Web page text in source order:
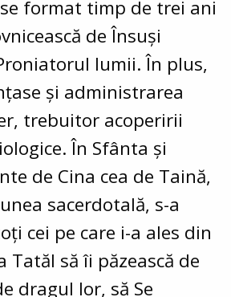
format timp de trei ani
de Însuşi
lumii. În plus,
şi administrarea
trebuitor acoperirii
În Sfânta şi
de Cina cea de Taină,
sacerdotală, s-a
cei pe care i-a ales din
Tatăl să îi păzească de
dragul lor, să Se